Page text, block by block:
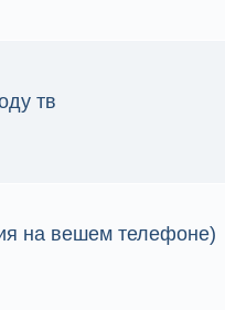
тв
на вешем телефоне)